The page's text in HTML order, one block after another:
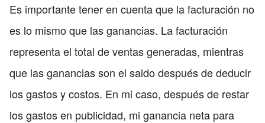
Es importante tener en cuenta que la facturación no
es lo mismo que las ganancias. La facturación
representa el total de ventas generadas, mientras
que las ganancias son el saldo después de deducir
los gastos y costos. En mi caso, después de restar
los gastos en publicidad, mi ganancia neta para